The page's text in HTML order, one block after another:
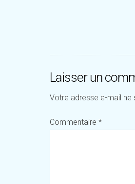
Laisser un
Votre adresse e-mail ne
Commentaire *